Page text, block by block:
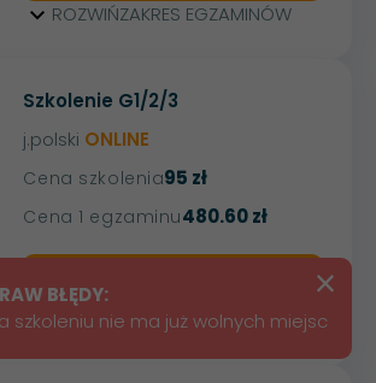
BŁĘDY:
szkoleniu nie ma już wolnych miejsc
×
ROZWIŃZAKRES EGZAMINÓW
Szkolenie G1/2/3
j.polski ONLINE
95 zł
Cena szkolenia
480.60 zł
Cena 1 egzaminu
ROZWIŃZAKRES EGZAMINÓW